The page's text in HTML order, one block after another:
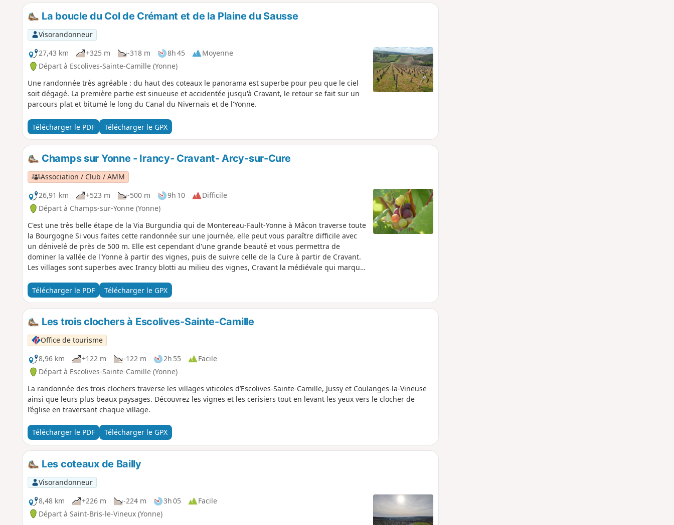
La boucle du Col de Crémant et de la Plaine du Sausse
Visorandonneur
27,43 km
+325 m -318 m 8h 45
Moyenne
Départ à Escolives-Sainte-Camille (Yonne)
Une randonnée très agréable : du haut des coteaux le panorama est superbe pour peu que le ciel
soit dégagé. La première partie est sinueuse et accidentée jusqu'à Cravant, le retour se fait sur un
parcours plat et bitumé le long du Canal du Nivernais et de l'Yonne.
Télécharger le PDF Télécharger le GPX
Champs sur Yonne - Irancy- Cravant- Arcy-sur-Cure
Association / Club / AMM
26,91 km
+523 m -500 m 9h 10
Difficile
Départ à Champs-sur-Yonne (Yonne)
C'est une très belle étape de la Via Burgundia qui de Montereau-Fault-Yonne à Mâcon traverse toute
la Bourgogne Si vous faites cette randonnée sur une journée, elle peut vous paraître difficile avec
un dénivelé de près de 500 m. Elle est cependant d'une grande beauté et vous permettra de
dominer la vallée de l'Yonne à partir des vignes, puis de suivre celle de la Cure à partir de Cravant.
Les villages sont superbes avec Irancy blotti au milieu des vignes, Cravant la médiévale qui marque
Cure, qu'il convient de prendre le temps de découvrir. Pour plus d'informations aller sur le site
Télécharger le PDF Télécharger le GPX
Les trois clochers à Escolives-Sainte-Camille
Office de tourisme
8,96 km
+122 m -122 m 2h 55
Facile
Départ à Escolives-Sainte-Camille (Yonne)
La randonnée des trois clochers traverse les villages viticoles d’Escolives-Sainte-Camille, Jussy et Coulanges-la-Vineuse
ainsi que leurs plus beaux paysages. Découvrez les vignes et les cerisiers tout en levant les yeux vers le clocher de
l’église en traversant chaque village.
Télécharger le PDF Télécharger le GPX
Les coteaux de Bailly
Visorandonneur
8,48 km
+226 m -224 m 3h 05
Facile
Départ à Saint-Bris-le-Vineux (Yonne)